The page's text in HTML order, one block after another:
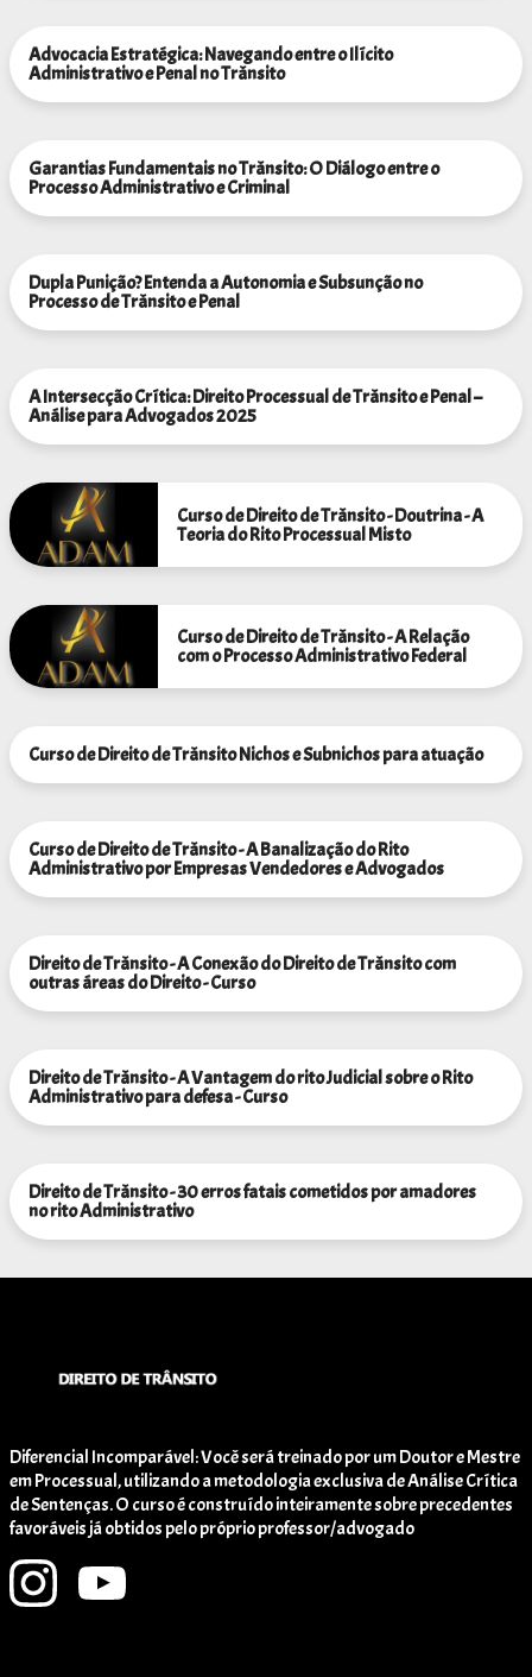
Advocacia Estratégica: Navegando entre o Ilícito
Administrativo e Penal no Trânsito
Garantias Fundamentais no Trânsito: O Diálogo entre o
Processo Administrativo e Criminal
Dupla Punição? Entenda a Autonomia e Subsunção no
Processo de Trânsito e Penal
A Intersecção Crítica: Direito Processual de Trânsito e Penal –
Análise para Advogados 2025
Curso de Direito de Trânsito - Doutrina - A
Teoria do Rito Processual Misto
Curso de Direito de Trânsito - A Relação
com o Processo Administrativo Federal
Curso de Direito de Trânsito Nichos e Subnichos para atuação
Curso de Direito de Trânsito - A Banalização do Rito
Administrativo por Empresas Vendedores e Advogados
Direito de Trânsito - A Conexão do Direito de Trânsito com
outras áreas do Direito - Curso
Direito de Trânsito - A Vantagem do rito Judicial sobre o Rito
Administrativo para defesa - Curso
Direito de Trânsito - 30 erros fatais cometidos por amadores
no rito Administrativo
Diferencial Incomparável: Você será treinado por um Doutor e Mestre
em Processual, utilizando a metodologia exclusiva de Análise Crítica
de Sentenças. O curso é construído inteiramente sobre precedentes
favoráveis já obtidos pelo próprio professor/advogado